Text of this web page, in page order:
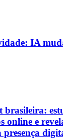
IA
brasileira:
online e